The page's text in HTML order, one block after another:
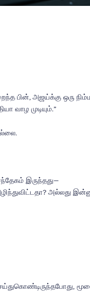
பின், அஜய்க்கு ஒரு
வாழ முடியும்.”
இருந்தது—
அல்லது